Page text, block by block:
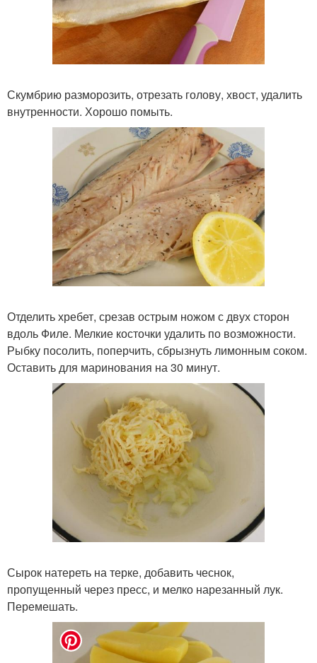
Скумбрию разморозить, отрезать голову, хвост, удалить
внутренности. Хорошо помыть.
Отделить хребет, срезав острым ножом с двух сторон
вдоль Филе. Мелкие косточки удалить по возможности.
Рыбку посолить, поперчить, сбрызнуть лимонным соком.
Оставить для маринования на 30 минут.
Сырок натереть на терке, добавить чеснок,
пропущенный через пресс, и мелко нарезанный лук.
Перемешать.